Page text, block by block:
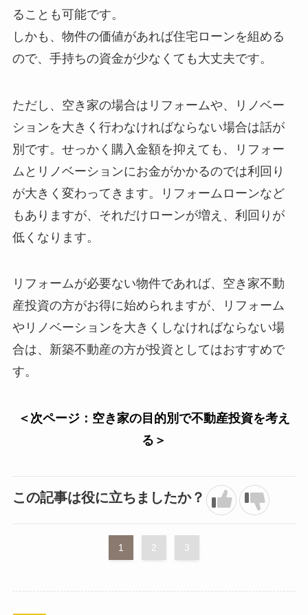
ることも可能です。
しかも、物件の価値があれば住宅ローンを組める
ので、手持ちの資金が少なくても大丈夫です。
ただし、空き家の場合はリフォームや、リノベー
ションを大きく行わなければならない場合は話が
別です。せっかく購入金額を抑えても、リフォー
ムとリノベーションにお金がかかるのでは利回り
が大きく変わってきます。リフォームローンなど
もありますが、それだけローンが増え、利回りが
低くなります。
リフォームが必要ない物件であれば、空き家不動
産投資の方がお得に始められますが、リフォーム
やリノベーションを大きくしなければならない場
合は、新築不動産の方が投資としてはおすすめで
す。
＜次ページ：空き家の目的別で不動産投資を考え
る＞
この記事は役に立ちましたか？
1 2 3